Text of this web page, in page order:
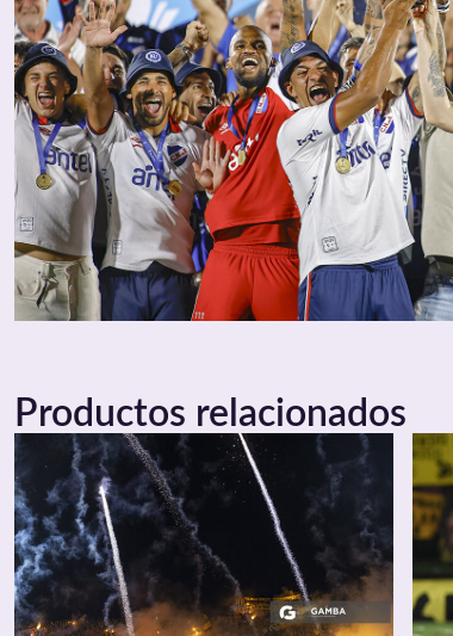
Productos relacionados